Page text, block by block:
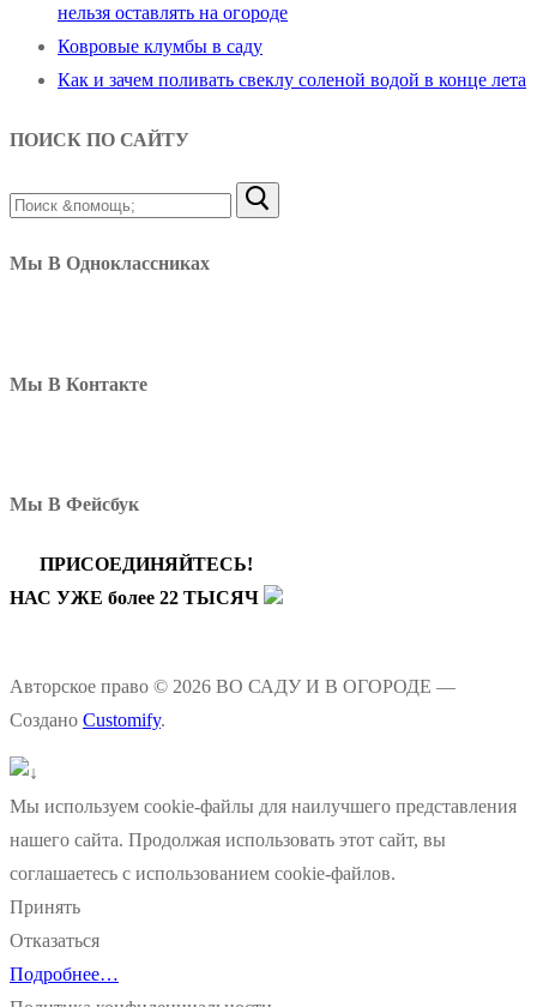
нельзя оставлять на огороде
Ковровые клумбы в саду
Как и зачем поливать свеклу соленой водой в конце лета
ПОИСК ПО САЙТУ
Найти:
Мы В Одноклассниках
Мы В Контакте
Мы В Фейсбук
ПРИСОЕДИНЯЙТЕСЬ!
НАС УЖЕ более 22 ТЫСЯЧ
Авторское право © 2026 ВО САДУ И В ОГОРОДЕ —
Создано Customify.
Мы используем cookie-файлы для наилучшего представления
нашего сайта. Продолжая использовать этот сайт, вы
соглашаетесь с использованием cookie-файлов.
Принять
Отказаться
Подробнее…